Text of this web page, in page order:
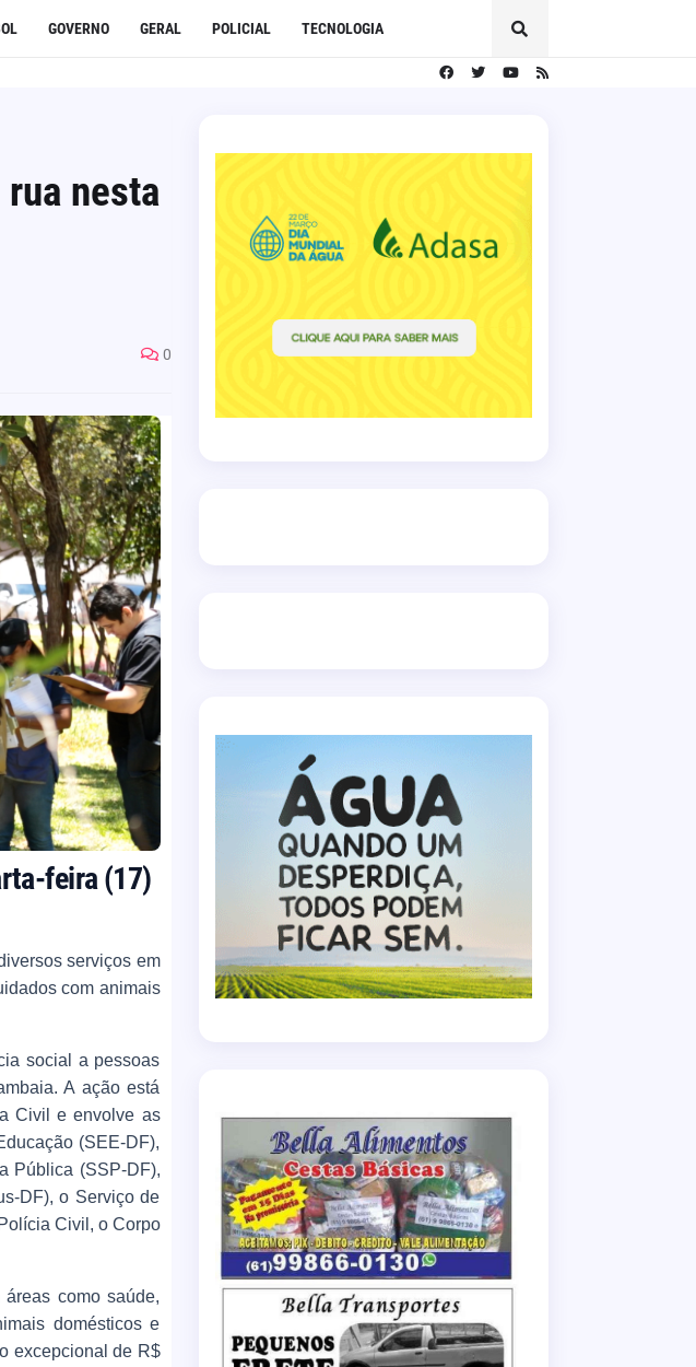
GOVERNO GERAL POLICIAL TECNOLOGIA
nesta
0
feira (17)
serviços em
com animais
social a pessoas
A ação está
Civil e envolve as
(SEE-DF),
Pública (SSP-DF),
DF), o Serviço de
Civil, o Corpo
como saúde,
domésticos e
excepcional de R$